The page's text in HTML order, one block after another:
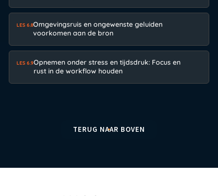
LES 6.8Omgevingsruis en ongewenste geluiden
voorkomen aan de bron
LES 6.9Opnemen onder stress en tijdsdruk: Focus en
rust in de workflow houden
TERUG NAAR BOVEN